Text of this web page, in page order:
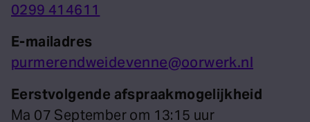
0299 414611
E-mailadres
purmerendweidevenne@oorwerk.nl
Eerstvolgende afspraakmogelijkheid
Ma 07 September om 13:15 uur